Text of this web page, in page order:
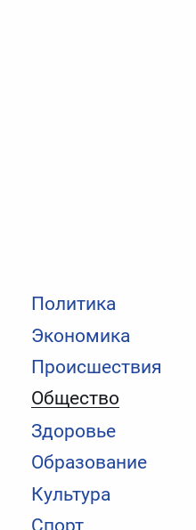
Политика
Экономика
Происшествия
Общество
Здоровье
Образование
Культура
Спорт